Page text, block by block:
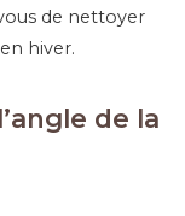
de nettoyer
hiver.
de la